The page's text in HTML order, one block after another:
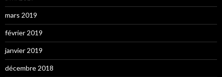
mars 2019
février 2019
janvier 2019
décembre 2018